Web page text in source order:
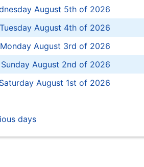
August 5th of 2026
Tuesday August 4th of 2026
Monday August 3rd of 2026
Sunday August 2nd of 2026
Saturday August 1st of 2026
days